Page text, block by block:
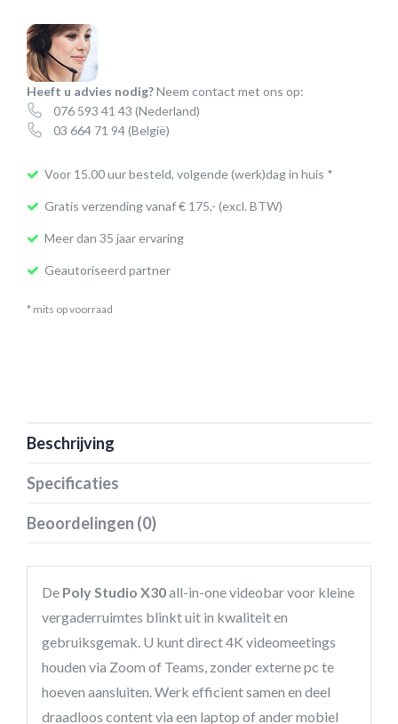
aantal
Heeft u advies nodig?Neem contact met ons op:
076 593 41 43 (Nederland)
03 664 71 94(België)
Voor 15.00 uur besteld, volgende (werk)dag in huis *
Gratis verzending vanaf € 175,- (excl. BTW)
Meer dan 35 jaar ervaring
Geautoriseerd partner
* mits op voorraad
Beschrijving
Specificaties
Beoordelingen (0)
De Poly Studio X30all-in-one videobar voor kleine
vergaderruimtes blinkt uit in kwaliteit en
gebruiksgemak. U kunt direct 4K videomeetings
houden via Zoom of Teams, zonder externe pc te
hoeven aansluiten. Werk efficient samen en deel
draadloos content via een laptop of ander mobiel